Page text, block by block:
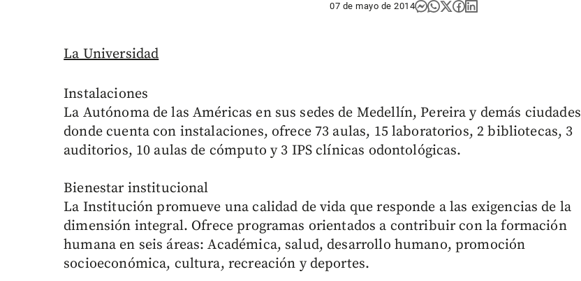
07 de mayo de 2014
La Universidad
Instalaciones
La Autónoma de las Américas en sus sedes de Medellín, Pereira y demás ciudades
donde cuenta con instalaciones, ofrece 73 aulas, 15 laboratorios, 2 bibliotecas, 3
auditorios, 10 aulas de cómputo y 3 IPS clínicas odontológicas.
Bienestar institucional
La Institución promueve una calidad de vida que responde a las exigencias de la
dimensión integral. Ofrece programas orientados a contribuir con la formación
humana en seis áreas: Académica, salud, desarrollo humano, promoción
socioeconómica, cultura, recreación y deportes.